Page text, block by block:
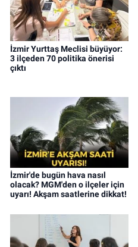
İzmir Yurttaş Meclisi büyüyor:
3 ilçeden 70 politika önerisi
çıktı
İzmir'de bugün hava nasıl
olacak? MGM'den o ilçeler için
uyarı! Akşam saatlerine dikkat!